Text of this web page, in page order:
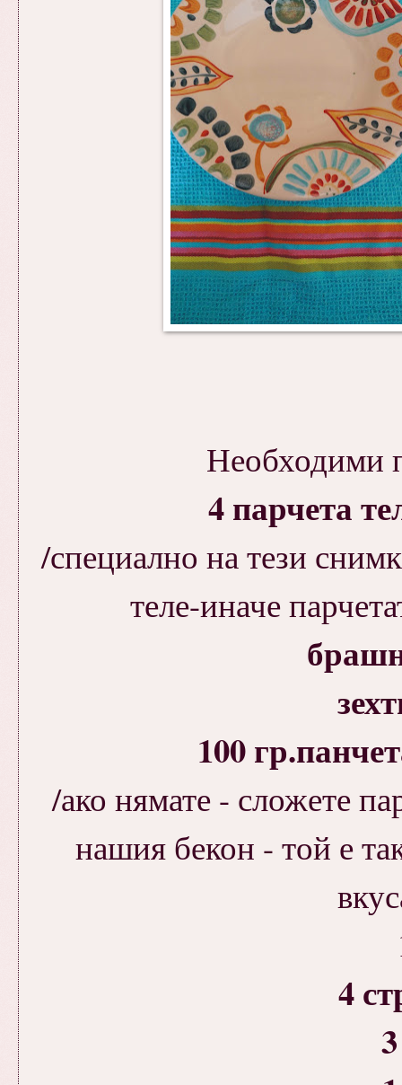
Необходими
4 парчета
/специално на тези
теле-иначе
100
/ако нямате - сложете
нашия бекон - той е
4